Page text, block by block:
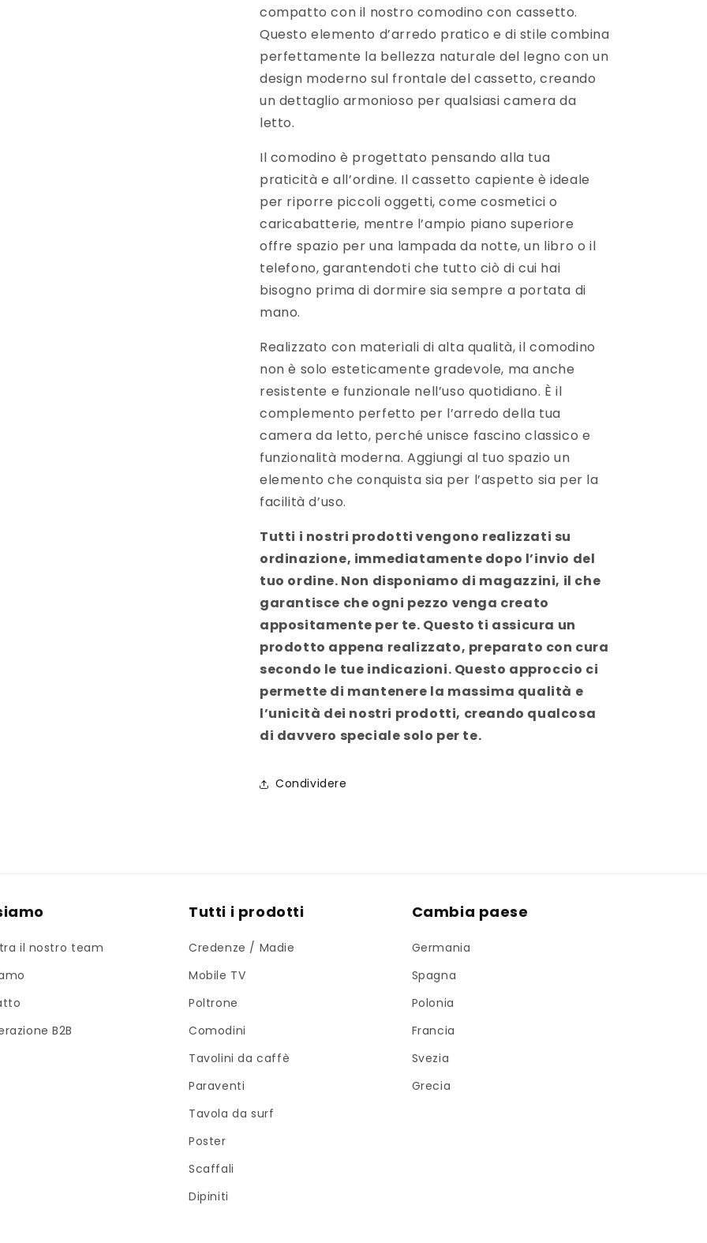
compatto con il nostro comodino con cassetto.
Questo elemento d’arredo pratico e di stile combina
perfettamente la bellezza naturale del legno con un
design moderno sul frontale del cassetto, creando
un dettaglio armonioso per qualsiasi camera da
letto.
Il comodino è progettato pensando alla tua
praticità e all’ordine. Il cassetto capiente è ideale
per riporre piccoli oggetti, come cosmetici o
caricabatterie, mentre l’ampio piano superiore
offre spazio per una lampada da notte, un libro o il
telefono, garantendoti che tutto ciò di cui hai
bisogno prima di dormire sia sempre a portata di
mano.
Realizzato con materiali di alta qualità, il comodino
non è solo esteticamente gradevole, ma anche
resistente e funzionale nell’uso quotidiano. È il
complemento perfetto per l’arredo della tua
camera da letto, perché unisce fascino classico e
funzionalità moderna. Aggiungi al tuo spazio un
elemento che conquista sia per l’aspetto sia per la
facilità d’uso.
Tutti i nostri prodotti vengono realizzati su
ordinazione, immediatamente dopo l’invio del
tuo ordine. Non disponiamo di magazzini, il che
garantisce che ogni pezzo venga creato
appositamente per te. Questo ti assicura un
prodotto appena realizzato, preparato con cura
secondo le tue indicazioni. Questo approccio ci
permette di mantenere la massima qualità e
l’unicità dei nostri prodotti, creando qualcosa
di davvero speciale solo per te.
Condividere
il nostro team
B2B
Tutti i prodotti
Credenze / Madie
Mobile TV
Poltrone
Comodini
Tavolini da caffè
Paraventi
Tavola da surf
Poster
Scaffali
Dipiniti
Cambia paese
Germania
Spagna
Polonia
Francia
Svezia
Grecia